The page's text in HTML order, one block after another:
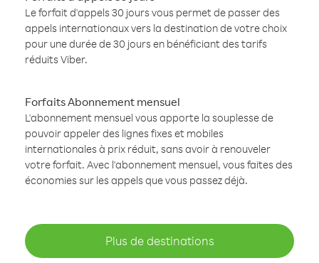
Le forfait d'appels 30 jours vous permet de passer des
appels internationaux vers la destination de votre choix
pour une durée de 30 jours en bénéficiant des tarifs
réduits Viber.
Forfaits Abonnement mensuel
L'abonnement mensuel vous apporte la souplesse de
pouvoir appeler des lignes fixes et mobiles
internationales à prix réduit, sans avoir à renouveler
votre forfait. Avec l'abonnement mensuel, vous faites des
économies sur les appels que vous passez déjà.
Plus de destinations